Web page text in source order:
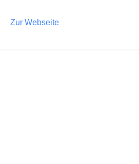
Zur Webseite